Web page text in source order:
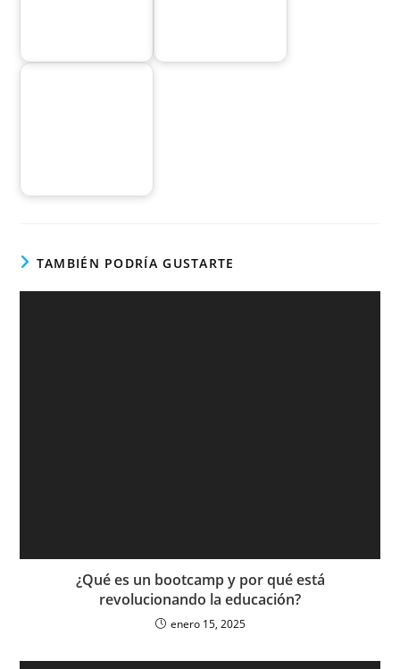
TAMBIÉN PODRÍA GUSTARTE
¿Qué es un bootcamp y por qué está
revolucionando la educación?
enero 15, 2025